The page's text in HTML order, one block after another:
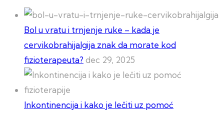
Bol u vratu i trnjenje ruke – kada je
cervikobrahijalgija znak da morate kod
fizioterapeuta? dec 29, 2025
Inkontinencija i kako je lečiti uz pomoć